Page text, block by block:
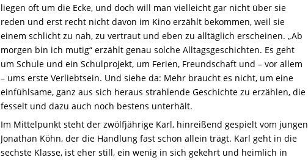
liegen oft um die Ecke, und doch will man vielleicht gar nicht über sie
reden und erst recht nicht davon im Kino erzählt bekommen, weil sie
einem schlicht zu nah, zu vertraut und eben zu alltäglich erscheinen. „Ab
morgen bin ich mutig“ erzählt genau solche Alltagsgeschichten. Es geht
um Schule und ein Schulprojekt, um Ferien, Freundschaft und – vor allem
– ums erste Verliebtsein. Und siehe da: Mehr braucht es nicht, um eine
einfühlsame, ganz aus sich heraus strahlende Geschichte zu erzählen, die
fesselt und dazu auch noch bestens unterhält.
Im Mittelpunkt steht der zwölfjährige Karl, hinreißend gespielt vom jungen
Jonathan Köhn, der die Handlung fast schon allein trägt. Karl geht in die
sechste Klasse, ist eher still, ein wenig in sich gekehrt und heimlich in